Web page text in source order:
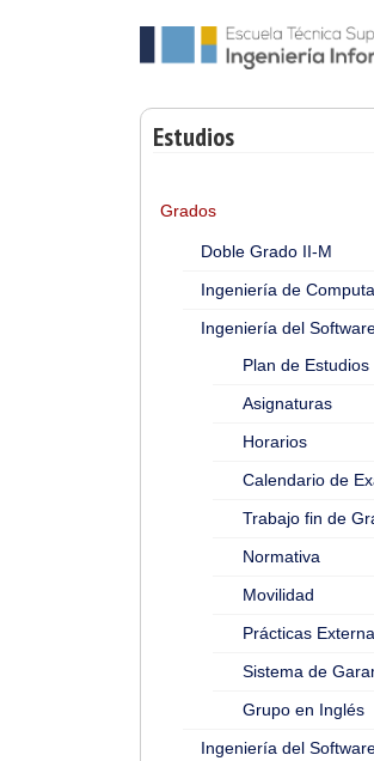
Estudios
Grados
Doble Grado II-M
Ingeniería de
Ingeniería del
Plan de Estudios
Asignaturas
Horarios
Calendario de
Trabajo fin de
Normativa
Movilidad
Prácticas
Sistema de
Grupo en Inglés
Ingeniería del